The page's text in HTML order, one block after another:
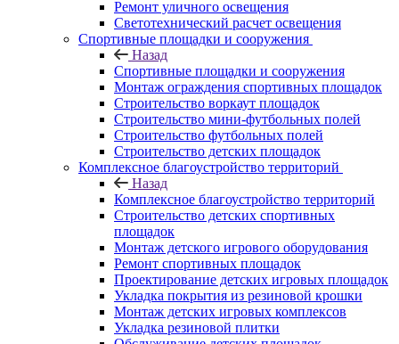
Ремонт уличного освещения
Светотехнический расчет освещения
Спортивные площадки и сооружения
Назад
Спортивные площадки и сооружения
Монтаж ограждения спортивных площадок
Строительство воркаут площадок
Строительство мини-футбольных полей
Строительство футбольных полей
Строительство детских площадок
Комплексное благоустройство территорий
Назад
Комплексное благоустройство территорий
Строительство детских спортивных
площадок
Монтаж детского игрового оборудования
Ремонт спортивных площадок
Проектирование детских игровых площадок
Укладка покрытия из резиновой крошки
Монтаж детских игровых комплексов
Укладка резиновой плитки